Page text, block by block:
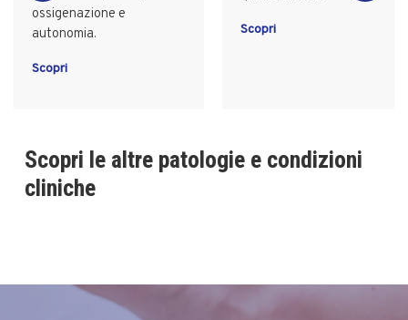
ossigenazione e
autonomia.
Scopri
Scopri
Scopri le altre patologie e condizioni
cliniche